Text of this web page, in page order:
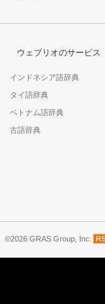
ウェブリオのサービス
インドネシア語辞典
タイ語辞典
ベトナム語辞典
古語辞典
©2026 GRAS Group, Inc.